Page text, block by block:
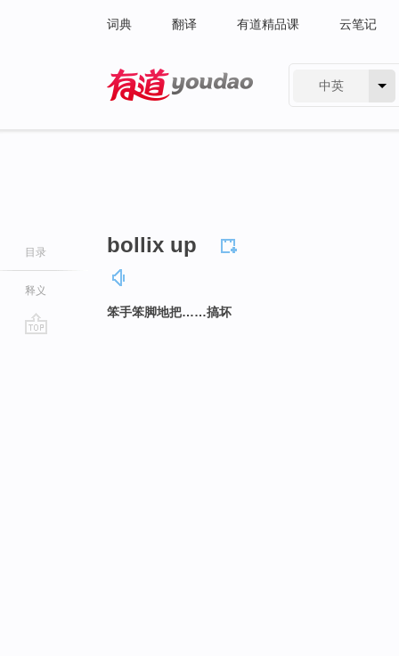
词典 翻译 有道精品课 云笔记
中英
目录
释义
bollix up
笨手笨脚地把……搞坏